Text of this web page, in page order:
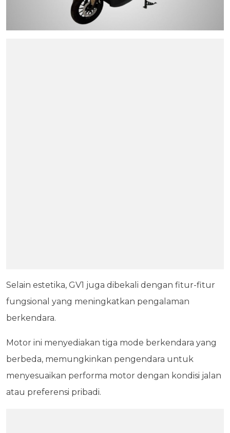
Selain estetika, GV1 juga dibekali dengan fitur-fitur
fungsional yang meningkatkan pengalaman
berkendara.
Motor ini menyediakan tiga mode berkendara yang
berbeda, memungkinkan pengendara untuk
menyesuaikan performa motor dengan kondisi jalan
atau preferensi pribadi.